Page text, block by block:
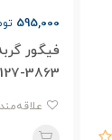
595,000
3863